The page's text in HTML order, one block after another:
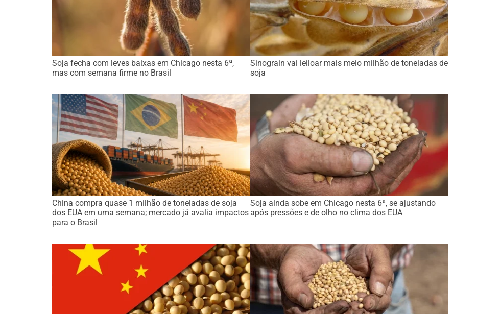
Soja fecha com leves baixas em Chicago nesta 6ª,
mas com semana firme no Brasil
Sinograin vai leiloar mais meio milhão de toneladas de
soja
China compra quase 1 milhão de toneladas de soja
dos EUA em uma semana; mercado já avalia impactos
para o Brasil
Soja ainda sobe em Chicago nesta 6ª, se ajustando
após pressões e de olho no clima dos EUA